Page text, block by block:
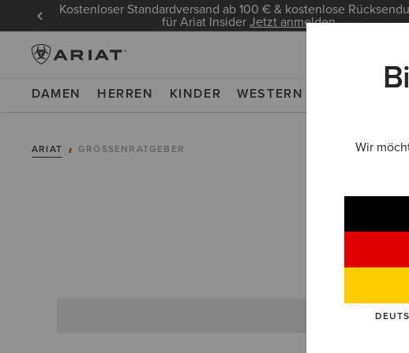
Kostenloser Standardversand ab 100 € & kostenlose
für Ariat InsiderJetzt anmelden
DAMEN HERREN KINDER WESTERN
ARIAT GRÖSSENRATGEBER
Wir